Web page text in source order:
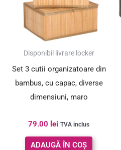
Disponibil livrare locker
Set 3 cutii organizatoare din
bambus, cu capac, diverse
dimensiuni, maro
79.00 lei TVA inclus
ADAUGĂ ÎN COȘ